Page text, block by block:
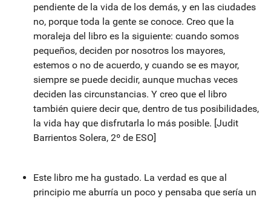
pendiente de la vida de los demás, y en las ciudades
no, porque toda la gente se conoce. Creo que la
moraleja del libro es la siguiente: cuando somos
pequeños, deciden por nosotros los mayores,
estemos o no de acuerdo, y cuando se es mayor,
siempre se puede decidir, aunque muchas veces
deciden las circunstancias. Y creo que el libro
también quiere decir que, dentro de tus posibilidades,
la vida hay que disfrutarla lo más posible. [Judit
Barrientos Solera, 2º de ESO]
Este libro me ha gustado. La verdad es que al
principio me aburría un poco y pensaba que sería un